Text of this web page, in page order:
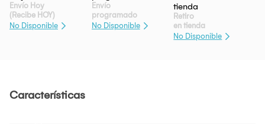
Envío Hoy
(Recibe HOY)
No Disponible
Envío
programado
No Disponible
Retiro
en tienda
No Disponible
Características